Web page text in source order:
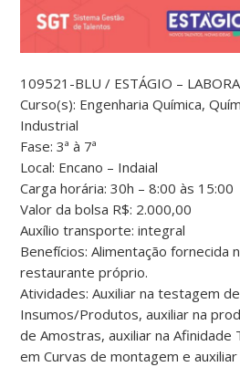
109521-BLU / ESTÁGIO –
Curso(s): Engenharia Química,
Industrial
Fase: 3ª à 7ª
Local: Encano – Indaial
Carga horária: 30h – 8:00 às 15:00
Valor da bolsa R$: 2.000,00
Auxílio transporte: integral
Benefícios: Alimentação fornecida
restaurante próprio.
Atividades: Auxiliar na testagem de
Insumos/Produtos, auxiliar na
de Amostras, auxiliar na Afinidade
em Curvas demontagem e auxiliar